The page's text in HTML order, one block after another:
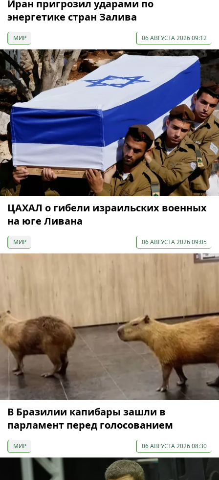
Иран пригрозил ударами по
энергетике стран Залива
МИР 06 АВГУСТА 2026 09:12
ЦАХАЛ о гибели израильских военных
на юге Ливана
МИР 06 АВГУСТА 2026 09:05
В Бразилии капибары зашли в
парламент перед голосованием
МИР 06 АВГУСТА 2026 08:30